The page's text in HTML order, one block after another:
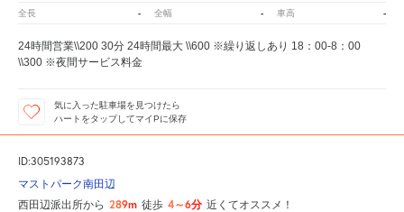
全長 - 全幅 - 車高 -
24時間営業\\200 30分 24時間最大 \\600 ※繰り返しあり 18：00-8：00
\\300 ※夜間サービス料金
気に入った駐車場を見つけたら
ハートをタップしてマイPに保存
ID:305193873
マストパーク南田辺
西田辺派出所から 289m 徒歩 4～6分 近くてオススメ！